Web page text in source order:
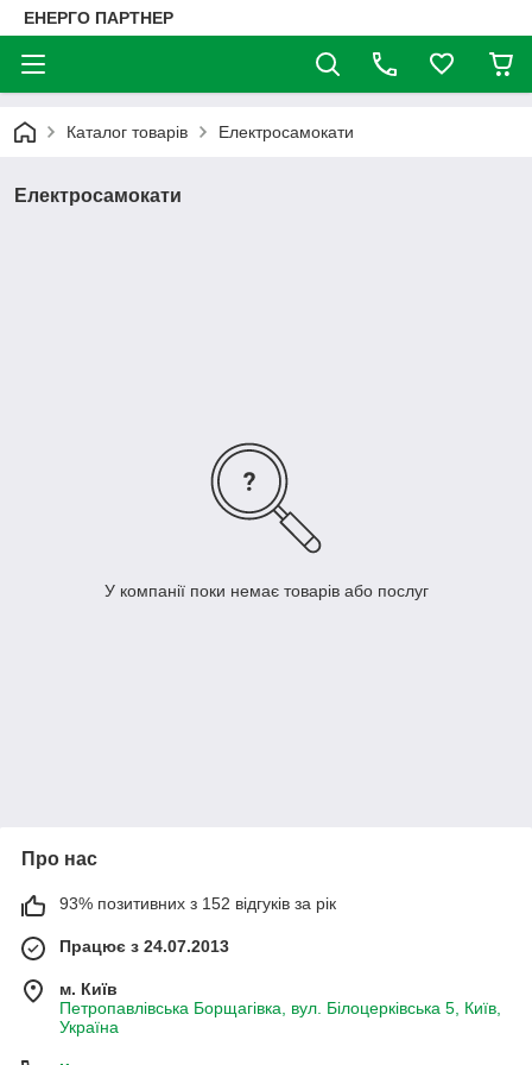
ЕНЕРГО ПАРТНЕР
Каталог товарів Електросамокати
Електросамокати
У компанії поки немає товарів або послуг
Про нас
93% позитивних з 152 відгуків за рік
Працює з 24.07.2013
м. Київ
Петропавлівська Борщагівка, вул. Білоцерківська 5, Київ,
Україна